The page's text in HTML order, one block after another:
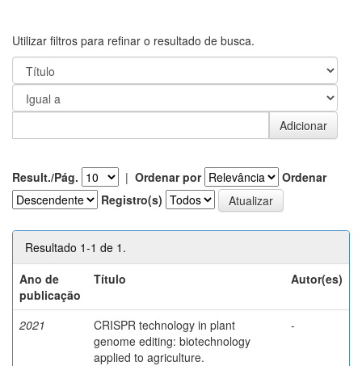
Utilizar filtros para refinar o resultado de busca.
Result./Pág. | Ordenar por
Ordenar
Registro(s)
Resultado 1-1 de 1.
Ano de
publicação
Título Autor(es)
2021
CRISPR technology in plant
genome editing: biotechnology
applied to agriculture.
-